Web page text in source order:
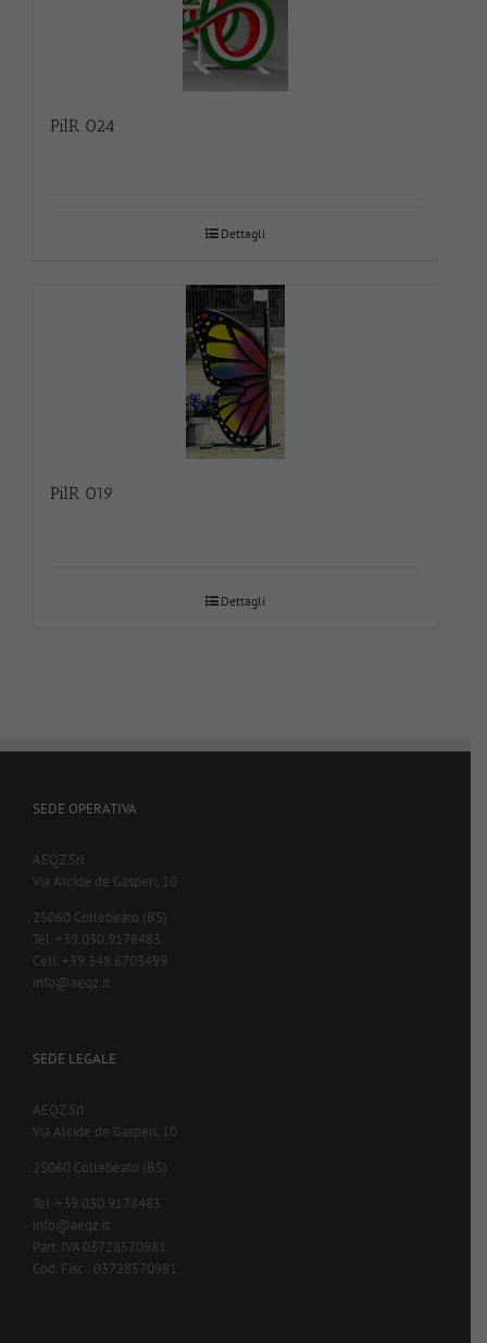
PilR 024
Dettagli
PilR 019
Dettagli
SEDE OPERATIVA
AEQZ Srl
Via Alcide de Gasperi, 10
25060 Collebeato (BS)
Tel. +39.030.9178483
Cell. +39.348.6703499
info@aeqz.it
SEDE LEGALE
AEQZ Srl
Via Alcide de Gasperi, 10
25060 Collebeato (BS)
Tel. +39.030.9178483
info@aeqz.it
Part. IVA 03728570981
Cod. Fisc.: 03728570981